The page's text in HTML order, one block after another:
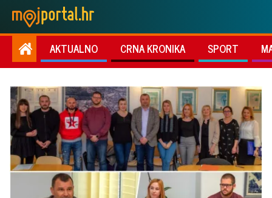
AKTUALNO CRNA KRONIKA SPORT